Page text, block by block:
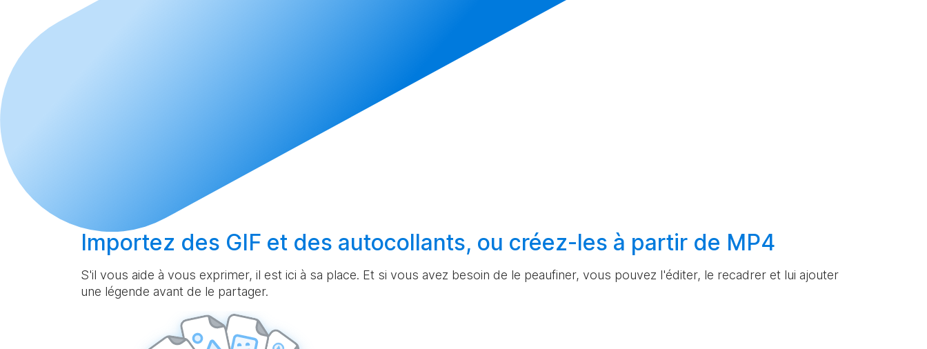
Importez des GIF et des autocollants, ou créez-les à partir de MP4
S'il vous aide à vous exprimer, il est ici à sa place. Et si vous avez besoin de le peaufiner, vous pouvez l'éditer, le recadrer et lui ajouter
une légende avant de le partager.